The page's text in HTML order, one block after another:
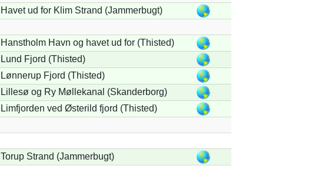
Havet ud for Klim Strand (Jammerbugt)
Hanstholm Havn og havet ud for (Thisted)
Lund Fjord (Thisted)
Lønnerup Fjord (Thisted)
Lillesø og Ry Møllekanal (Skanderborg)
Limfjorden ved Østerild fjord (Thisted)
Torup Strand (Jammerbugt)